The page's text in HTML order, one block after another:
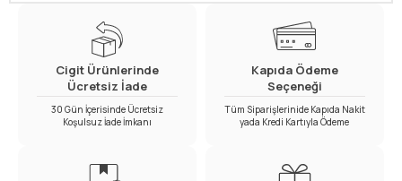
Cigit Ürünlerinde
Ücretsiz İade
30 Gün İçerisinde Ücretsiz
Koşulsuz İade İmkanı
Kapıda Ödeme
Seçeneği
Tüm Siparişlerinide Kapıda Nakit
yada Kredi Kartıyla Ödeme